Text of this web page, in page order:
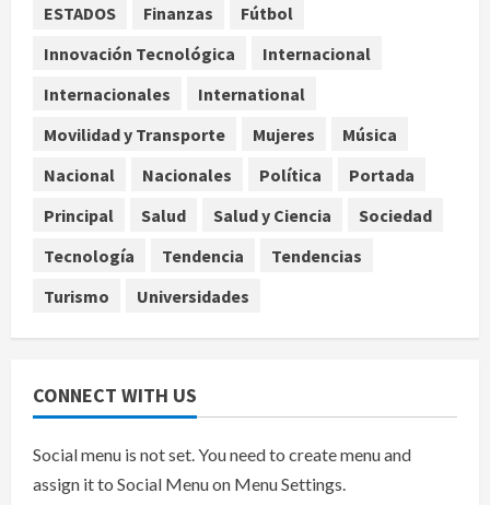
4
Sheinbaum defiende reestructura
de créditos del Infonavit y niega
agosto 9, 2026
Internacional
Colombia respalda soberanía de
TLC
ESTADOS
Finanzas
Fútbol
Innovación Tecnológica
Internacional
Internacionales
International
Movilidad y Transporte
Mujeres
Música
Nacional
Nacionales Política
Portada
Principal
Salud Salud y Ciencia
Sociedad
Tecnología
Tendencia
Tendencias
Turismo
Universidades
CONNECT WITH US
Social menu is not set. You need to create menu and
assign it to Social Menu on Menu Settings.